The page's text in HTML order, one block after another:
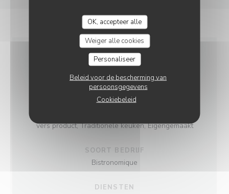
OK, accepteer alle
Weiger alle cookies
Personaliseer
Beleid voor de bescherming van
persoonsgegevens
Cookiebeleid
ALGEMENE
INFORMATIE
vers product, Traditionele keuken, Eigengemaakt
SOORT BEDRIJF
Bistronomique
DIENSTEN